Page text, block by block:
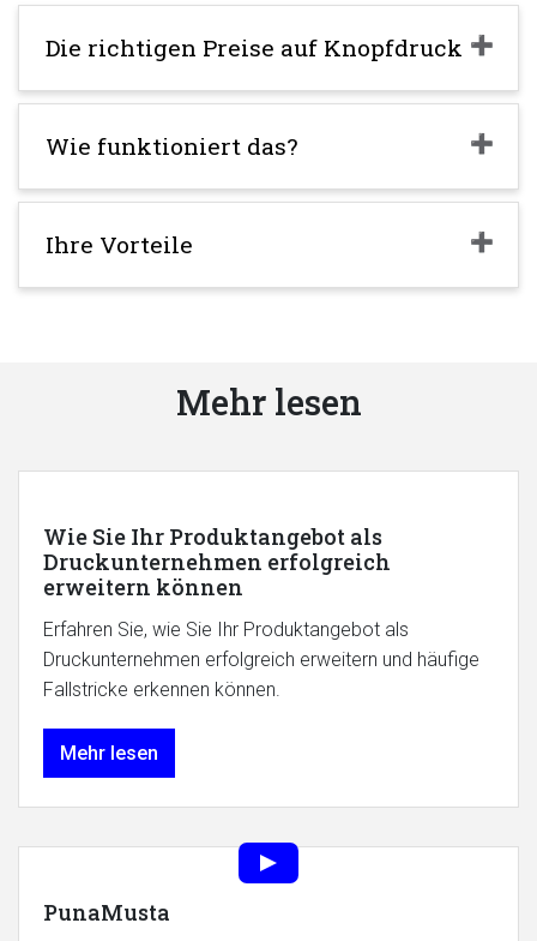
Die richtigen Preise auf Knopfdruck
Wie funktioniert das?
Ihre Vorteile
Mehr lesen
Wie Sie Ihr Produktangebot als
Druckunternehmen erfolgreich
erweitern können
Erfahren Sie, wie Sie Ihr Produktangebot als
Druckunternehmen erfolgreich erweitern und häufige
Fallstricke erkennen können.
Mehr lesen
PunaMusta